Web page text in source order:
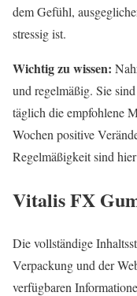
dem Gefühl,
stressig ist.
Wichtig zu wissen:
und regelmäßig. Sie
täglich die empfohlene
Wochen positive
Regelmäßigkeit sind
Vitalis FX
Die vollständige
Verpackung und der
verfügbaren